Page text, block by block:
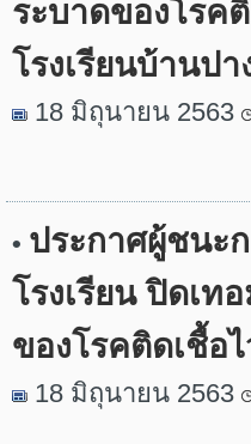
ระบาดของโรค
โรงเรียนบ้านปา
18 มิถุนายน 2563
• ประกาศผู้ชนะ
โรงเรียน ปิดเท
ของโรคติดเชื้อ
18 มิถุนายน 2563